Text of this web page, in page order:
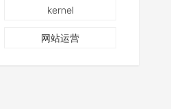
kernel
网站运营